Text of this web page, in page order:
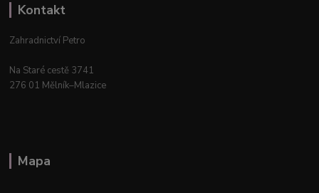
Kontakt
Zahradnictví Petro
Na Staré cestě 3741
276 01 Mělník–Mlazice
Mapa